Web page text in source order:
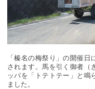
「榛名の梅祭り」の開催
されます。馬を引く御者（
ッパを「トテトテー」と鳴
ました。